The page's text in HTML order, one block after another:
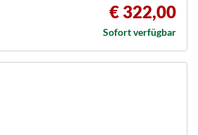
€ 322,00
Sofort verfügbar